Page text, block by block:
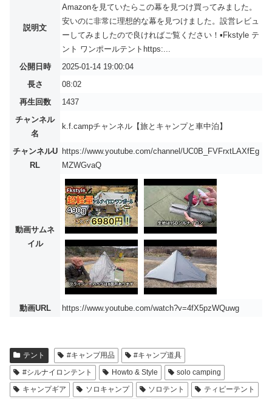
説明文
Amazonを見ていたらこの幕を見つけ買ってみました。
安いのに非常に理想的な幕を見つけました。設営レビュ
ーしてみましたので良ければご覧ください！▪️Fkstyle テ
ント ワンポールテントhttps:...
公開日時
2025-01-14 19:00:04
長さ
08:02
再生回数
1437
チャンネル
名
k.f.campチャンネル【旅とキャンプと車中泊】
チャンネルU
RL
https://www.youtube.com/channel/UC0B_FVFrxtLAXfEg
MZWGvaQ
動画サムネ
イル
動画URL https://www.youtube.com/watch?v=4fX5pzWQuwg
テント #キャンプ用品
#キャンプ道具
#シルナイロンテント
Howto & Style
solo camping
キャンプギア
ソロキャンプ ソロテント
ティピーテント